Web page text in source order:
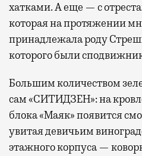
хатками. А еще — с
которая на протяжении
принадлежала роду
которого были
Большим количеством
сам «СИТИДЗЕН»: на
блока «Маяк» появится
увитая девичьим
этажного корпуса —